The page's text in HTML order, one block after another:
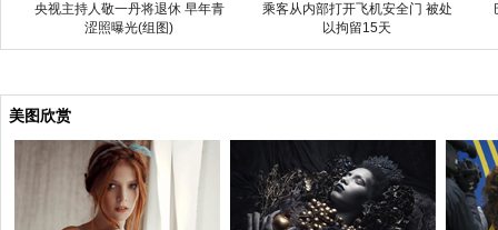
央视主持人敬一丹将退休 早年青
涩照曝光(组图)
乘客从内部打开飞机安全门 被处
以拘留15天
美图欣赏